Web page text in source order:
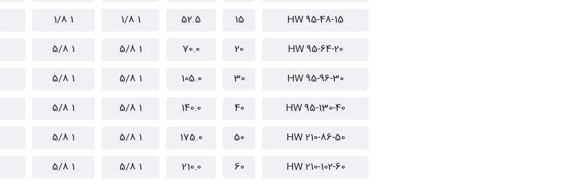
HW 95-48-15
15
52.5
1 1/8
1 1/8
HW 95-64-20
20
70.0
1 5/8
1 5/8
HW 95-96-30
30
105.0
1 5/8
1 5/8
HW 95-130-40
40
140.0
1 5/8
1 5/8
HW 210-86-50
50
175.0
1 5/8
1 5/8
HW 210-102-60
60
210.0
1 5/8
1 5/8